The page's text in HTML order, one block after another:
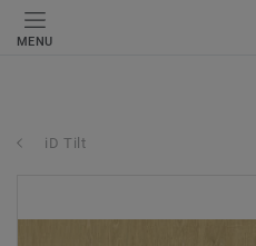
MENU
iD Tilt